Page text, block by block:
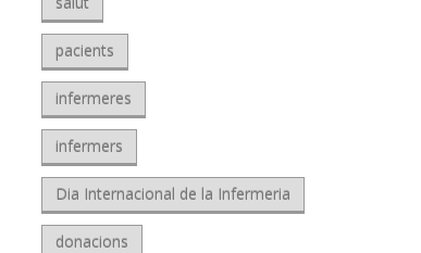
pacients
infermeres
infermers
Dia Internacional de la Infermeria
donacions